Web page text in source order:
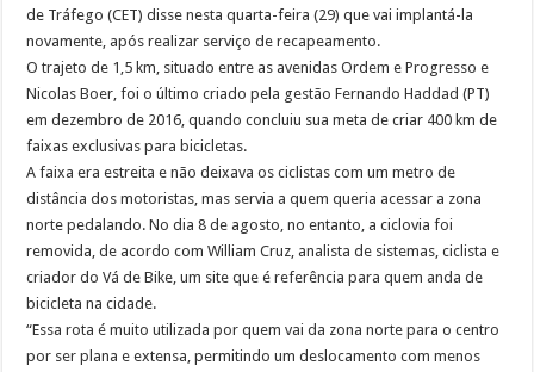
de Tráfego (CET) disse nesta quarta-feira (29) que vai implantá-la
novamente, após realizar serviço de recapeamento.
O trajeto de 1,5 km, situado entre as avenidas Ordem e Progresso e
Nicolas Boer, foi o último criado pela gestão Fernando Haddad (PT)
em dezembro de 2016, quando concluiu sua meta de criar 400 km de
faixas exclusivas para bicicletas.
A faixa era estreita e não deixava os ciclistas com um metro de
distância dos motoristas, mas servia a quem queria acessar a zona
norte pedalando. No dia 8 de agosto, no entanto, a ciclovia foi
removida, de acordo com William Cruz, analista de sistemas, ciclista e
criador do Vá de Bike, um site que é referência para quem anda de
bicicleta na cidade.
“Essa rota é muito utilizada por quem vai da zona norte para o centro
por ser plana e extensa, permitindo um deslocamento com menos